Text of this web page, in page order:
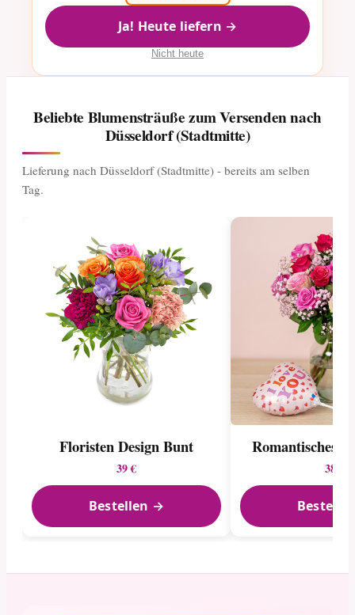
Ja! Heute liefern →
Nicht heute
Beliebte Blumensträuße zum Versenden nach
Düsseldorf (Stadtmitte)
Lieferung nach Düsseldorf (Stadtmitte) - bereits am selben
Tag.
Floristen Design Bunt
39 €
Bestellen →
Romantisches
38 €